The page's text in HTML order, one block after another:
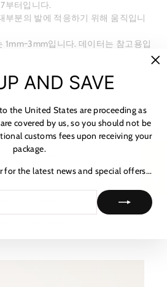
부터입니다.
부분의 발에 적응하기 위해 움직입니
1mm~3mm입니다. 데이터는 참고용입
MATERIALS
& RETURNS
& CARE GUIDE
INFORMATION
AND SAVE
the United States are proceeding as
covered by us, so you should not be
customs fees upon receiving your
package.
for the latest news and special offers...★ 리뷰